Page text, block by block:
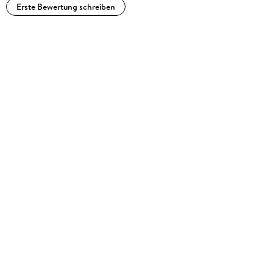
Erste Bewertung schreiben